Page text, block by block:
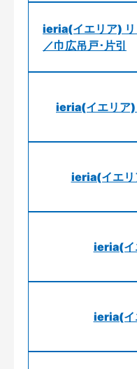
ieria(イエリア) リ
／巾広吊戸･片引
ieria(イエリア)
ieria(イエリ
ieria(イ
ieria(イ